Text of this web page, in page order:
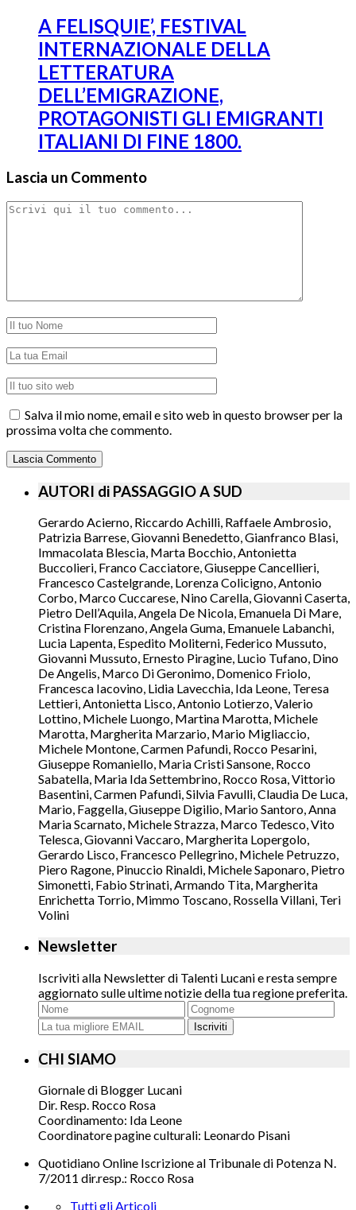
A FELISQUIE’, FESTIVAL
INTERNAZIONALE DELLA
LETTERATURA
DELL’EMIGRAZIONE,
PROTAGONISTI GLI EMIGRANTI
ITALIANI DI FINE 1800.
Lascia un Commento
Salva il mio nome, email e sito web in questo browser per la
prossima volta che commento.
AUTORI di PASSAGGIO A SUD
Gerardo Acierno, Riccardo Achilli, Raffaele Ambrosio,
Patrizia Barrese, Giovanni Benedetto, Gianfranco Blasi,
Immacolata Blescia, Marta Bocchio, Antonietta
Buccolieri, Franco Cacciatore, Giuseppe Cancellieri,
Francesco Castelgrande, Lorenza Colicigno, Antonio
Corbo, Marco Cuccarese, Nino Carella, Giovanni Caserta,
Pietro Dell’Aquila, Angela De Nicola, Emanuela Di Mare,
Cristina Florenzano, Angela Guma, Emanuele Labanchi,
Lucia Lapenta, Espedito Moliterni, Federico Mussuto,
Giovanni Mussuto, Ernesto Piragine, Lucio Tufano, Dino
De Angelis, Marco Di Geronimo, Domenico Friolo,
Francesca Iacovino, Lidia Lavecchia, Ida Leone, Teresa
Lettieri, Antonietta Lisco, Antonio Lotierzo, Valerio
Lottino, Michele Luongo, Martina Marotta, Michele
Marotta, Margherita Marzario, Mario Migliaccio,
Michele Montone, Carmen Pafundi, Rocco Pesarini,
Giuseppe Romaniello, Maria Cristi Sansone, Rocco
Sabatella, Maria Ida Settembrino, Rocco Rosa, Vittorio
Basentini, Carmen Pafundi, Silvia Favulli, Claudia De Luca,
Mario, Faggella, Giuseppe Digilio, Mario Santoro, Anna
Maria Scarnato, Michele Strazza, Marco Tedesco, Vito
Telesca, Giovanni Vaccaro, Margherita Lopergolo,
Gerardo Lisco, Francesco Pellegrino, Michele Petruzzo,
Piero Ragone, Pinuccio Rinaldi, Michele Saponaro, Pietro
Simonetti, Fabio Strinati, Armando Tita, Margherita
Enrichetta Torrio, Mimmo Toscano, Rossella Villani, Teri
Volini
Newsletter
Iscriviti alla Newsletter di Talenti Lucani e resta sempre
aggiornato sulle ultime notizie della tua regione preferita.
Iscriviti
CHI SIAMO
Giornale di Blogger Lucani
Dir. Resp. Rocco Rosa
Coordinamento: Ida Leone
Coordinatore pagine culturali: Leonardo Pisani
Quotidiano Online Iscrizione al Tribunale di Potenza N.
7/2011 dir.resp.: Rocco Rosa
Tutti gli Articoli